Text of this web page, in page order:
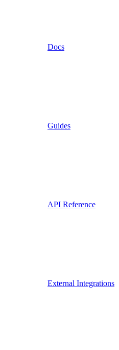
Docs
Guides
API Reference
External Integrations